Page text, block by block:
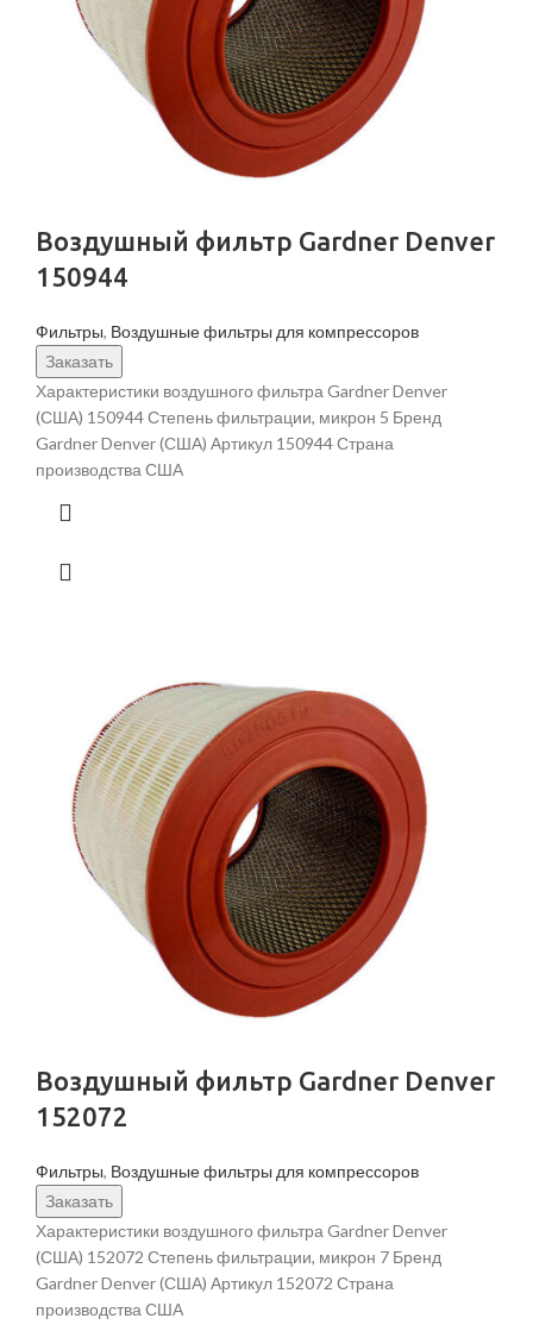
Воздушный фильтр Gardner Denver
150944
Фильтры, Воздушные фильтры для компрессоров
Заказать
Характеристики воздушного фильтра Gardner Denver
(США) 150944 Степень фильтрации, микрон 5 Бренд
Gardner Denver (США) Артикул 150944 Страна
производства США
Воздушный фильтр Gardner Denver
152072
Фильтры, Воздушные фильтры для компрессоров
Заказать
Характеристики воздушного фильтра Gardner Denver
(США) 152072 Степень фильтрации, микрон 7 Бренд
Gardner Denver (США) Артикул 152072 Страна
производства США